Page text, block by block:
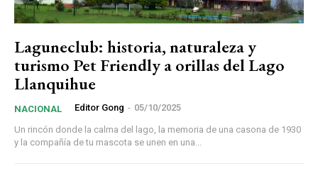
Laguneclub: historia, naturaleza y
turismo Pet Friendly a orillas del Lago
Llanquihue
NACIONAL Editor Gong - 05/10/2025
Un rincón donde la calma del lago, la memoria de una casona de 1930
y la compañía de tu mascota se unen en una...